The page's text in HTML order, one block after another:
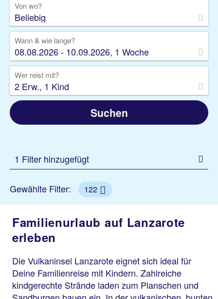
Von wo?
Beliebig
Wann & wie lange?
08.08.2026 - 10.09.2026, 1 Woche
Wer reist mit?
2 Erw., 1 Kind
Suchen
1 Filter hinzugefügt
Gewählte Filter: 122
Familienurlaub auf Lanzarote
erleben
Die Vulkaninsel Lanzarote eignet sich ideal für
Deine Familienreise mit Kindern. Zahlreiche
kindgerechte Strände laden zum Planschen und